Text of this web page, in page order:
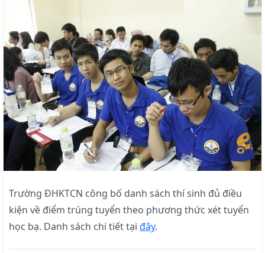
Trường ĐHKTCN công bố danh sách thí sinh đủ điều
kiện về điểm trúng tuyển theo phương thức xét tuyển
học bạ. Danh sách chi tiết tạiđây.